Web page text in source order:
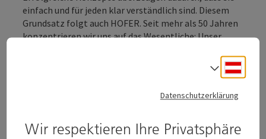
einfach und für jeden klar verständlich sind. Diesem
Grundsatz folgt auch HOFER. Seit mehr als 50 Jahren
konzentrieren wir uns auf das Wesentliche: Unser
Qualität zum immer günstigsten HOFER Preis hat uns
auch das Vertrauen zigtausender Konsumentinnen
Österreichs beliebtestem Lebensmittelhändler
Mittelpunkt unseres unternehmerischen Handelns.
Datenschutzerklärung
Wir respektieren Ihre Privatsphäre